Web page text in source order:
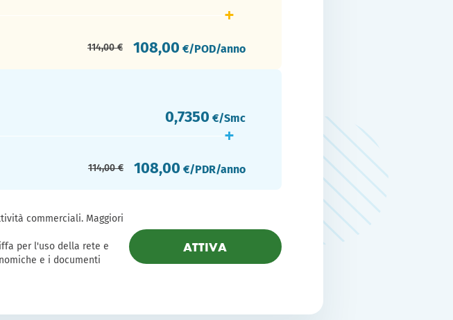
114,00 € 108,00 €/POD/anno
0,7350 €/Smc
114,00 € 108,00 €/PDR/anno
commerciali. Maggiori
per l'uso della rete e
e i documenti
ATTIVA